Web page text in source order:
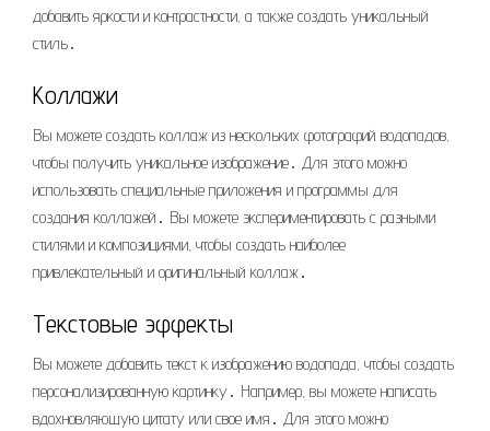
добавить яркости и контрастности, а также создать уникальный
стиль․
Коллажи
Вы можете создать коллаж из нескольких фотографий водопадов,
чтобы получить уникальное изображение․ Для этого можно
использовать специальные приложения и программы для
создания коллажей․ Вы можете экспериментировать с разными
стилями и композициями, чтобы создать наиболее
привлекательный и оригинальный коллаж․
Текстовые эффекты
Вы можете добавить текст к изображению водопада, чтобы создать
персонализированную картинку․ Например, вы можете написать
вдохновляющую цитату или свое имя․ Для этого можно